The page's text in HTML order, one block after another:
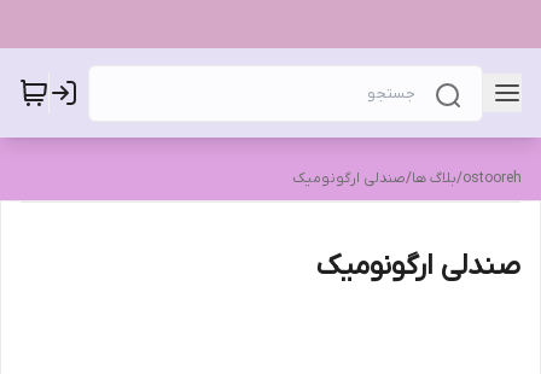
ostooreh
/بلاگ ها/صندلی ارگونومیک
صندلی ارگونومیک